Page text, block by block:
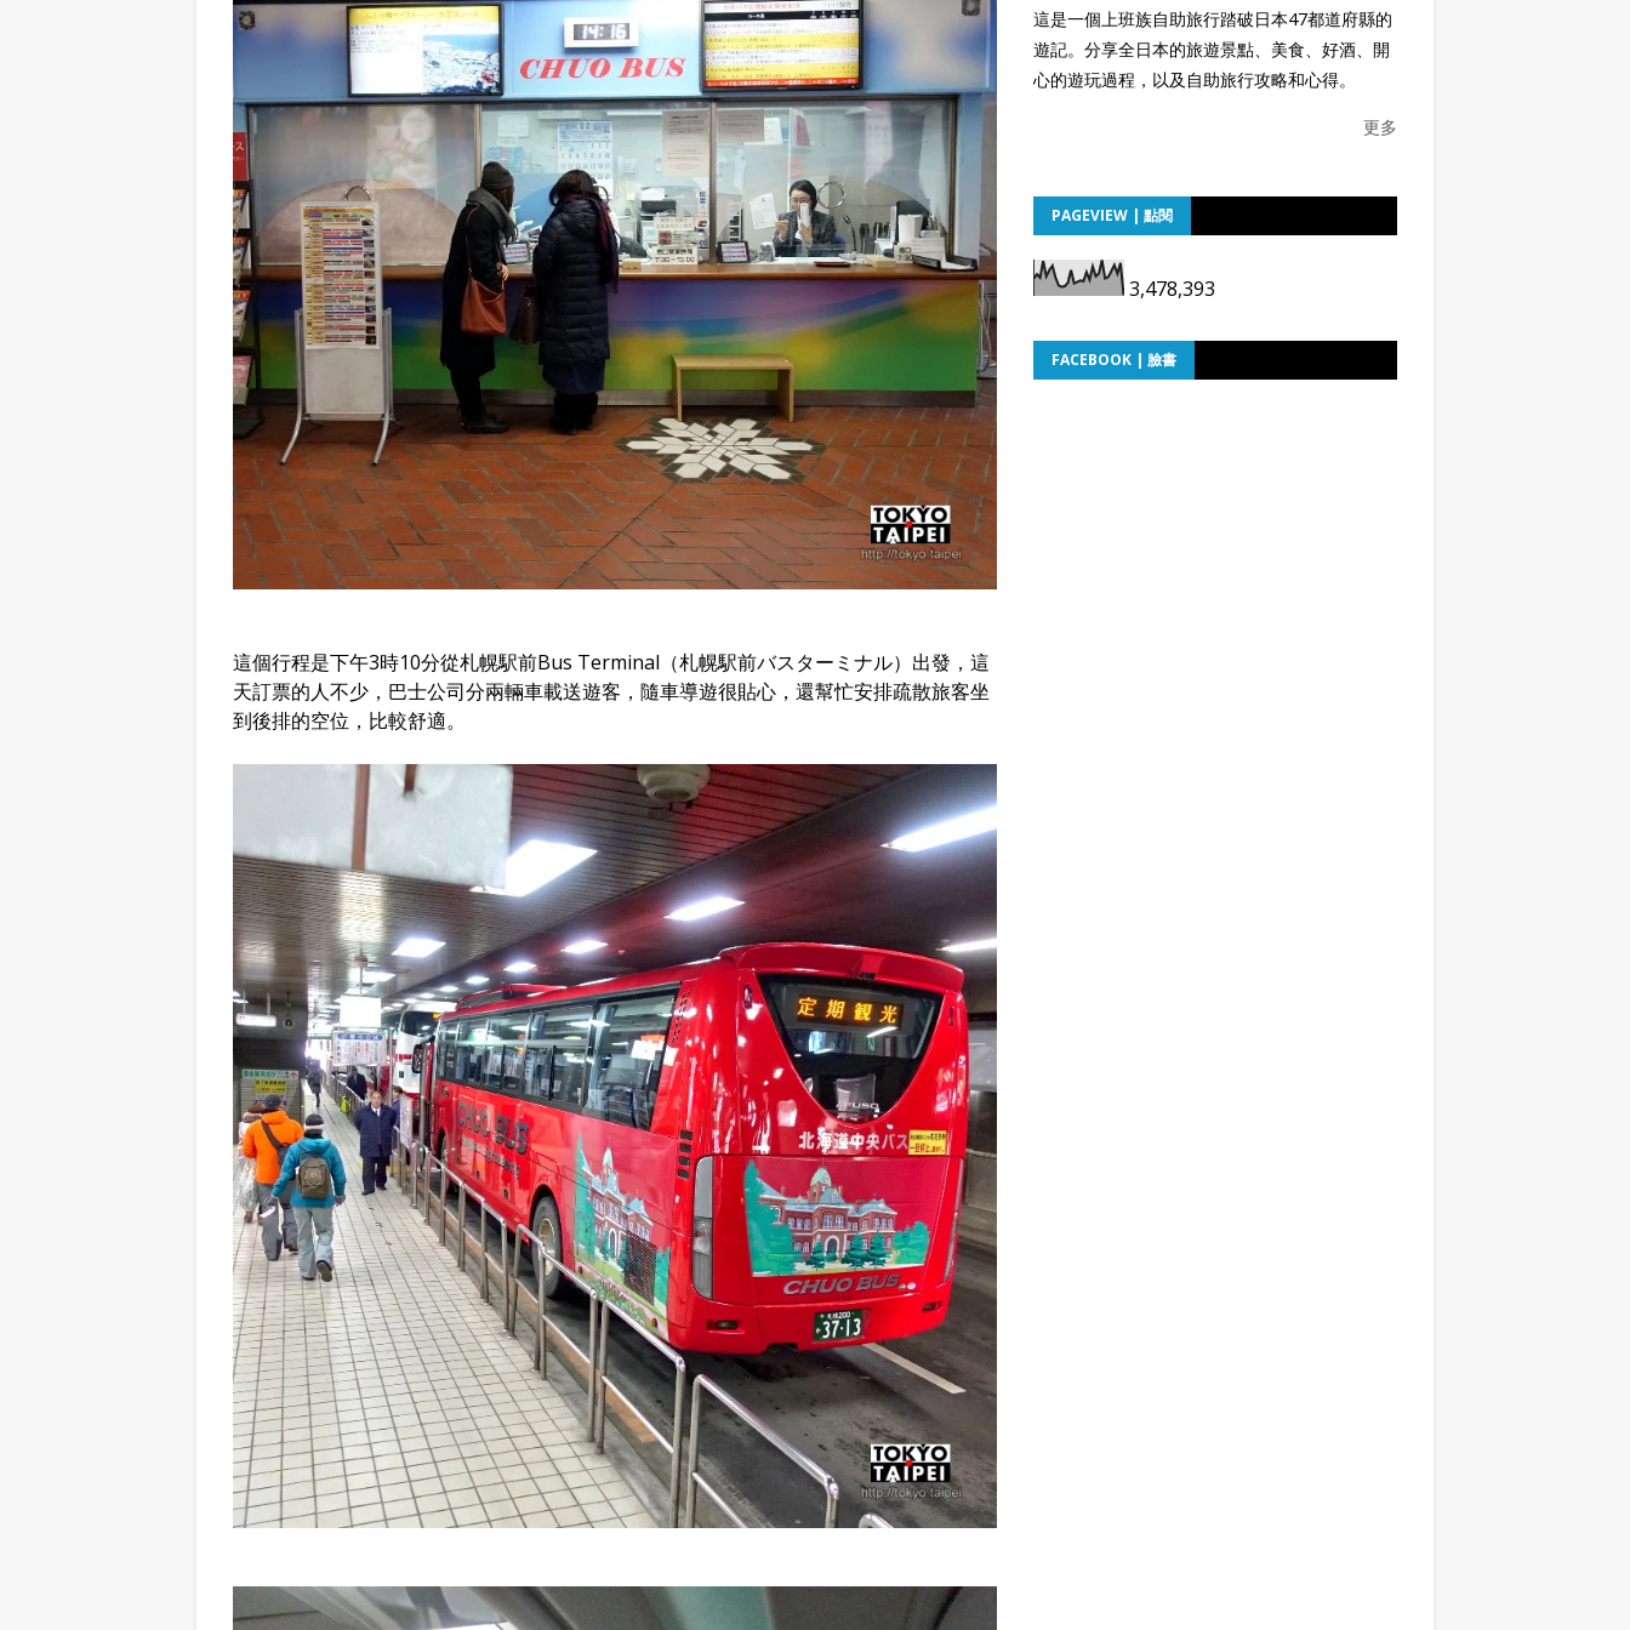
這個行程是下午3時10分從札幌駅前Bus Terminal（札幌駅前バスターミナル）出發，這
天訂票的人不少，巴士公司分兩輛車載送遊客，隨車導遊很貼心，還幫忙安排疏散旅客坐
到後排的空位，比較舒適。
這是一個上班族自助旅行踏破日本47都道府縣的
遊記。分享全日本的旅遊景點、美食、好酒、開
心的遊玩過程，以及自助旅行攻略和心得。
更多
PAGEVIEW | 點閱
3,478,393
FACEBOOK | 臉書